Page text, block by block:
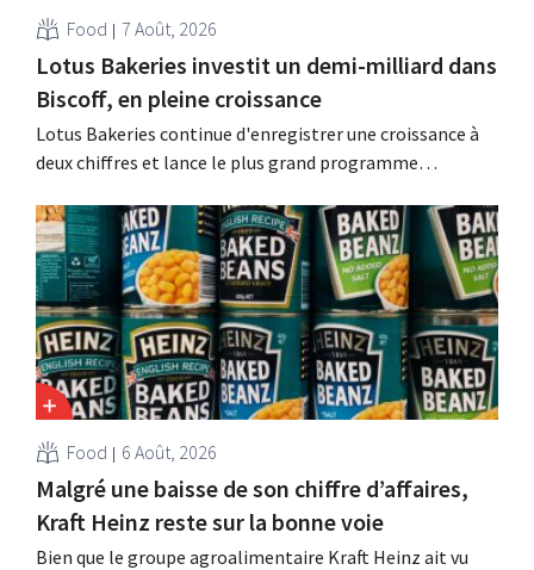
Food 7 Août, 2026
Lotus Bakeries investit un demi-milliard dans
Biscoff, en pleine croissance
Lotus Bakeries continue d'enregistrer une croissance à
deux chiffres et lance le plus grand programme
capacité de production de Biscoff : « Nous devons saisir
cette opportunité ».
Food 6 Août, 2026
Malgré une baisse de son chiffre d’affaires,
Kraft Heinz reste sur la bonne voie
Bien que le groupe agroalimentaire Kraft Heinz ait vu